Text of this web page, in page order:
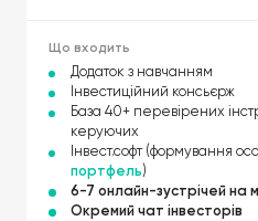
Додаток з навчанням
Інвестиційний консьєрж
База 40+ перевірених
керуючих
Інвест.софт (формування
портфель)
6-7 онлайн-зустрічей на
Окремий чат інвесторів